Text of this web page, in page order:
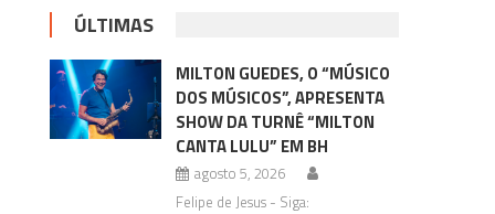
ÚLTIMAS
MILTON GUEDES, O “MÚSICO
DOS MÚSICOS”, APRESENTA
SHOW DA TURNÊ “MILTON
CANTA LULU” EM BH
agosto 5, 2026
Felipe de Jesus - Siga: